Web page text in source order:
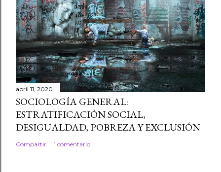
abril 11, 2020
SOCIOLOGÍA GENERAL:
ESTRATIFICACIÓN SOCIAL,
DESIGUALDAD, POBREZA Y EXCLUSIÓN
Compartir 1 comentario